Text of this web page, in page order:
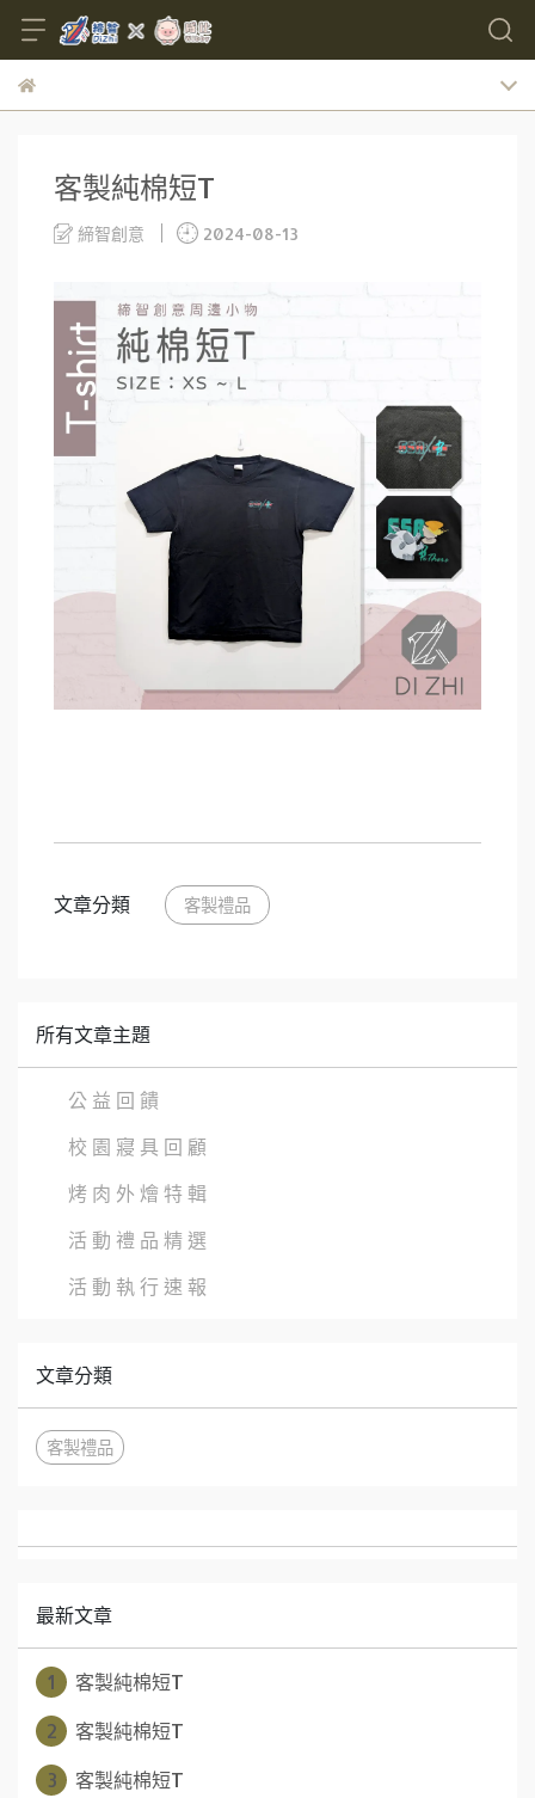
客製純棉短T
締智創意 2024-08-13
文章分類 客製禮品
所有文章主題
公 益 回 饋
校 園 寢 具 回 顧
烤 肉 外 燴 特 輯
活 動 禮 品 精 選
活 動 執 行 速 報
文章分類
客製禮品
最新文章
1
客製純棉短T
2
客製純棉短T
3
客製純棉短T